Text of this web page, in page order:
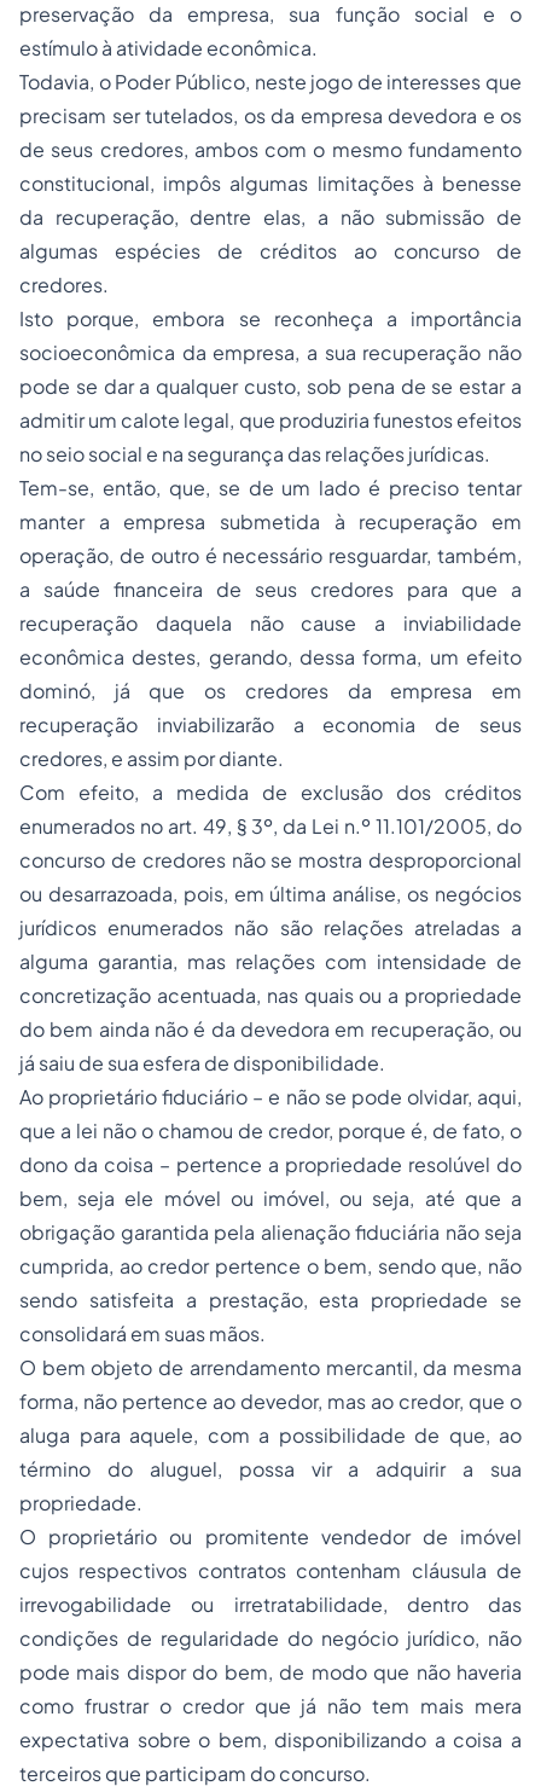
preservação da empresa, sua função social e o
estímulo à atividade econômica.
Todavia, o Poder Público, neste jogo de interesses que
precisam ser tutelados, os da empresa devedora e os
de seus credores, ambos com o mesmo fundamento
constitucional, impôs algumas limitações à benesse
da recuperação, dentre elas, a não submissão de
algumas espécies de créditos ao concurso de
credores.
Isto porque, embora se reconheça a importância
socioeconômica da empresa, a sua recuperação não
pode se dar a qualquer custo, sob pena de se estar a
admitir um calote legal, que produziria funestos efeitos
no seio social e na segurança das relações jurídicas.
Tem-se, então, que, se de um lado é preciso tentar
manter a empresa submetida à recuperação em
operação, de outro é necessário resguardar, também,
a saúde financeira de seus credores para que a
recuperação daquela não cause a inviabilidade
econômica destes, gerando, dessa forma, um efeito
dominó, já que os credores da empresa em
recuperação inviabilizarão a economia de seus
credores, e assim por diante.
Com efeito, a medida de exclusão dos créditos
enumerados no art. 49, § 3º, da Lei n.º 11.101/2005, do
concurso de credores não se mostra desproporcional
ou desarrazoada, pois, em última análise, os negócios
jurídicos enumerados não são relações atreladas a
alguma garantia, mas relações com intensidade de
concretização acentuada, nas quais ou a propriedade
do bem ainda não é da devedora em recuperação, ou
já saiu de sua esfera de disponibilidade.
Ao proprietário fiduciário – e não se pode olvidar, aqui,
que a lei não o chamou de credor, porque é, de fato, o
dono da coisa – pertence a propriedade resolúvel do
bem, seja ele móvel ou imóvel, ou seja, até que a
obrigação garantida pela alienação fiduciária não seja
cumprida, ao credor pertence o bem, sendo que, não
sendo satisfeita a prestação, esta propriedade se
consolidará em suas mãos.
O bem objeto de arrendamento mercantil, da mesma
forma, não pertence ao devedor, mas ao credor, que o
aluga para aquele, com a possibilidade de que, ao
término do aluguel, possa vir a adquirir a sua
propriedade.
O proprietário ou promitente vendedor de imóvel
cujos respectivos contratos contenham cláusula de
irrevogabilidade ou irretratabilidade, dentro das
condições de regularidade do negócio jurídico, não
pode mais dispor do bem, de modo que não haveria
como frustrar o credor que já não tem mais mera
expectativa sobre o bem, disponibilizando a coisa a
terceiros que participam do concurso.